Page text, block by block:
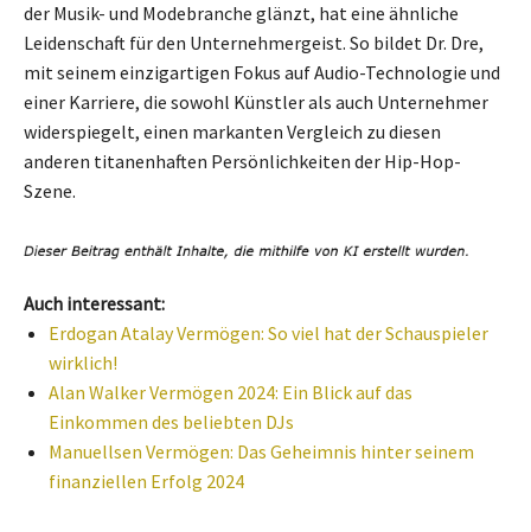
der Musik- und Modebranche glänzt, hat eine ähnliche
Leidenschaft für den Unternehmergeist. So bildet Dr. Dre,
mit seinem einzigartigen Fokus auf Audio-Technologie und
einer Karriere, die sowohl Künstler als auch Unternehmer
widerspiegelt, einen markanten Vergleich zu diesen
anderen titanenhaften Persönlichkeiten der Hip-Hop-
Szene.
Auch interessant:
Erdogan Atalay Vermögen: So viel hat der Schauspieler
wirklich!
Alan Walker Vermögen 2024: Ein Blick auf das
Einkommen des beliebten DJs
Manuellsen Vermögen: Das Geheimnis hinter seinem
finanziellen Erfolg 2024